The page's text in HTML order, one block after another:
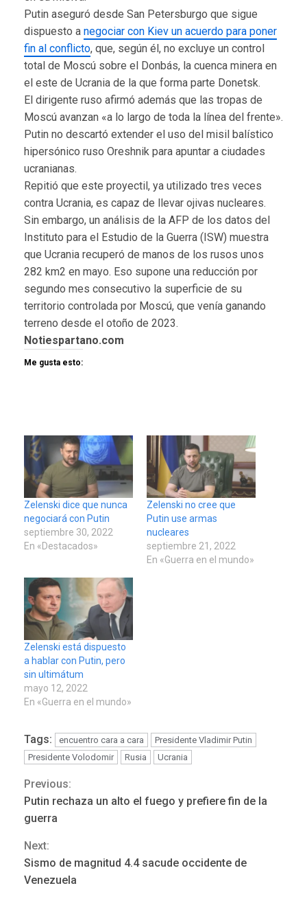
Putin aseguró desde San Petersburgo que sigue
dispuesto a negociar con Kiev un acuerdo para poner
fin al conflicto, que, según él, no excluye un control
total de Moscú sobre el Donbás, la cuenca minera en
el este de Ucrania de la que forma parte Donetsk.
El dirigente ruso afirmó además que las tropas de
Moscú avanzan «a lo largo de toda la línea del frente».
Putin no descartó extender el uso del misil balístico
hipersónico ruso Oreshnik para apuntar a ciudades
ucranianas.
Repitió que este proyectil, ya utilizado tres veces
contra Ucrania, es capaz de llevar ojivas nucleares.
Sin embargo, un análisis de la AFP de los datos del
Instituto para el Estudio de la Guerra (ISW) muestra
que Ucrania recuperó de manos de los rusos unos
282 km2 en mayo. Eso supone una reducción por
segundo mes consecutivo la superficie de su
territorio controlada por Moscú, que venía ganando
terreno desde el otoño de 2023.
Notiespartano.com
Me gusta esto:
Zelenski dice que nunca
negociará con Putin
septiembre 30, 2022
En «Destacados»
Zelenski no cree que
Putin use armas
nucleares
septiembre 21, 2022
En «Guerra en el mundo»
Zelenski está dispuesto
a hablar con Putin, pero
sin ultimátum
mayo 12, 2022
En «Guerra en el mundo»
Tags: encuentro cara a cara
Presidente Vladimir Putin
Presidente Volodomir
Rusia Ucrania
Continue
Reading
Previous:
Putin rechaza un alto el fuego y prefiere fin de la
guerra
Next:
Sismo de magnitud 4.4 sacude occidente de
Venezuela
3
Funsone benefició a 46